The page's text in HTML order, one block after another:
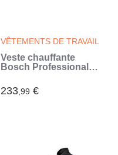
VÊTEMENTS DE TRAVAIL
Veste chauffante
Bosch Professional
L sans batterie -
06188000DZ
233,99 €